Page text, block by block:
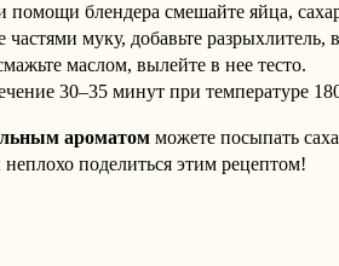
помощи блендера смешайте яйца,
муку, добавьте
маслом, вылейте в нее тесто.
30–35 минут при температуре
ароматом можете посыпать
поделиться этим рецептом!